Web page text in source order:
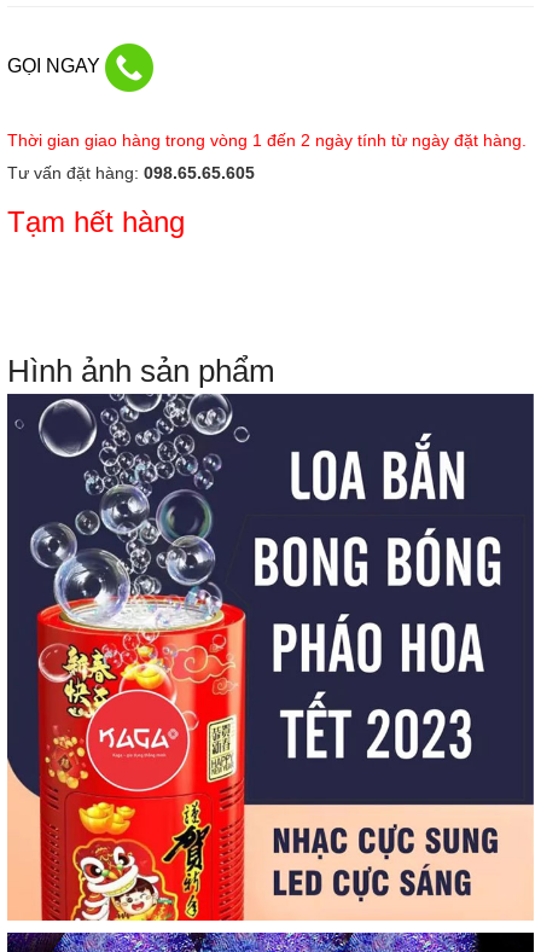
GỌI NGAY
Thời gian giao hàng trong vòng 1 đến 2 ngày tính từ ngày đặt hàng.
Tư vấn đặt hàng: 098.65.65.605
Tạm hết hàng
Hình ảnh sản phẩm